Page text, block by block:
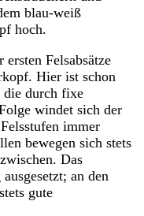
blau-weiß
hoch.
Felsabsätze
Hier ist schon
die durch fixe
windet sich der
immer
bewegen sich stets
Das
an den
gute